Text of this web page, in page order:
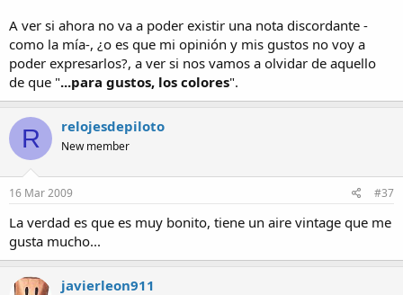
A ver si ahora no va a poder existir una nota discordante -
como la mía-, ¿o es que mi opinión y mis gustos no voy a
poder expresarlos?, a ver si nos vamos a olvidar de aquello
de que "...para gustos, los colores".
R relojesdepiloto
New member
16 Mar 2009 #37
La verdad es que es muy bonito, tiene un aire vintage que me
gusta mucho...
javierleon911